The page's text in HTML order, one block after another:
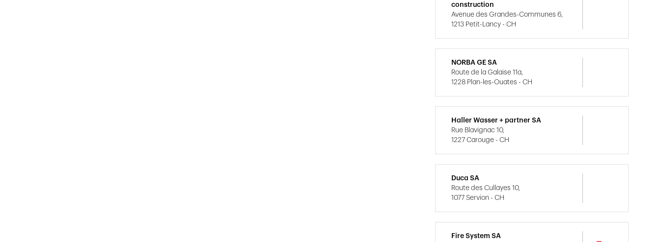
construction
Avenue des Grandes-Communes 6,
1213 Petit-Lancy - CH
NORBA GE SA
Route de la Galaise 11a,
1228 Plan-les-Ouates - CH
Haller Wasser + partner SA
Rue Blavignac 10,
1227 Carouge - CH
Duca SA
Route des Cullayes 10,
1077 Servion - CH
Fire System SA